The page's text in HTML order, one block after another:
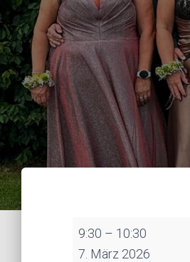
Sauberes
Dorf
9:30 – 10:30
7. März 2026